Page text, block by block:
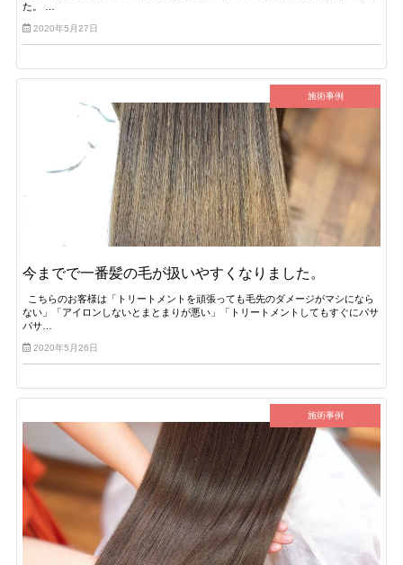
た。 …
2020年5月27日
施術事例
今までで一番髪の毛が扱いやすくなりました。
こちらのお客様は「トリートメントを頑張っても毛先のダメージがマシになら
ない」「アイロンしないとまとまりが悪い」「トリートメントしてもすぐにパサ
パサ…
2020年5月26日
施術事例